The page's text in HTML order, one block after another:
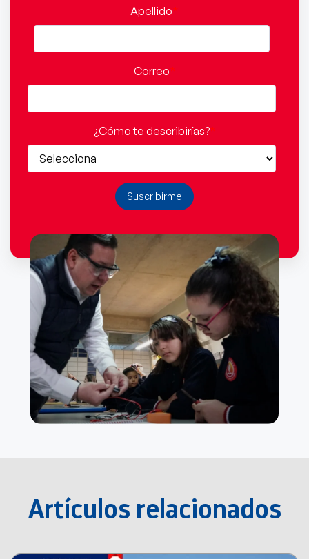
Apellido*
Correo*
¿Cómo te describirías?*
Artículos relacionados